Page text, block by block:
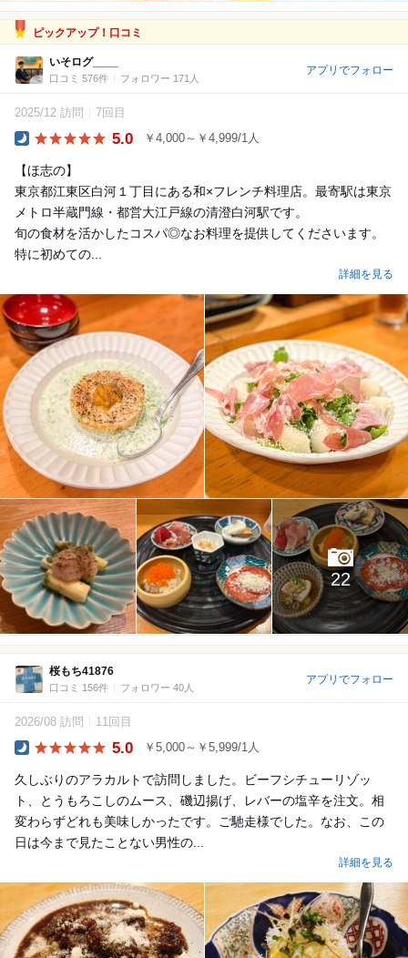
ピックアップ！口コミ
いそログ____
口コミ 576件 フォロワー 171人
アプリでフォロー
2025/12 訪問 7回目
5.0 ￥4,000～￥4,999/1人
【ほ志の】
東京都江東区白河１丁目にある和×フレンチ料理店。最寄駅は東京
メトロ半蔵門線・都営大江戸線の清澄白河駅です。
旬の食材を活かしたコスパ◎なお料理を提供してくださいます。
特に初めての...
詳細を見る
22
桜もち41876
口コミ 156件 フォロワー 40人
アプリでフォロー
2026/08 訪問 11回目
5.0 ￥5,000～￥5,999/1人
久しぶりのアラカルトで訪問しました。ビーフシチューリゾッ
ト、とうもろこしのムース、磯辺揚げ、レバーの塩辛を注文。相
変わらずどれも美味しかったです。ご馳走様でした。なお、この
日は今まで見たことない男性の...
詳細を見る